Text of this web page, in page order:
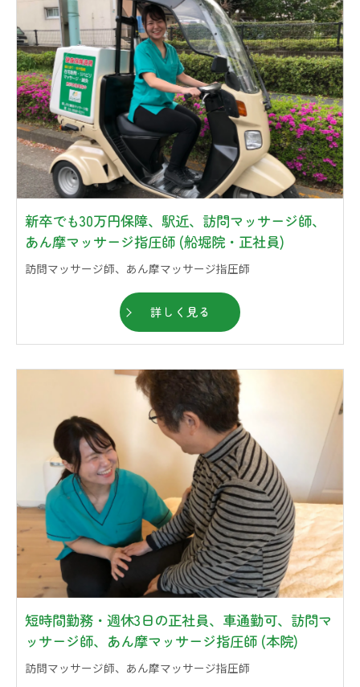
新卒でも30万円保障、駅近、訪問マッサージ師、
あん摩マッサージ指圧師 (船堀院・正社員)
訪問マッサージ師、あん摩マッサージ指圧師
詳しく見る
短時間勤務・週休3日の正社員、車通勤可、訪問マ
ッサージ師、あん摩マッサージ指圧師 (本院)
訪問マッサージ師、あん摩マッサージ指圧師